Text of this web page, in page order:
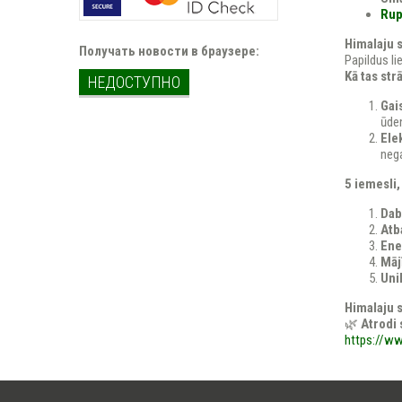
Получать новости в браузере:
НЕДОСТУПНО
Himalaju
Papildus
Kā tas
5 iemesli,
Himalaju
🌿 Atrodi
https://